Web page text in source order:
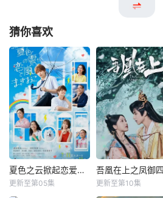
猜你喜欢
夏色之云掀起恋爱与风暴
更新至第05集
吾凰在上之凤御
更新至第10集